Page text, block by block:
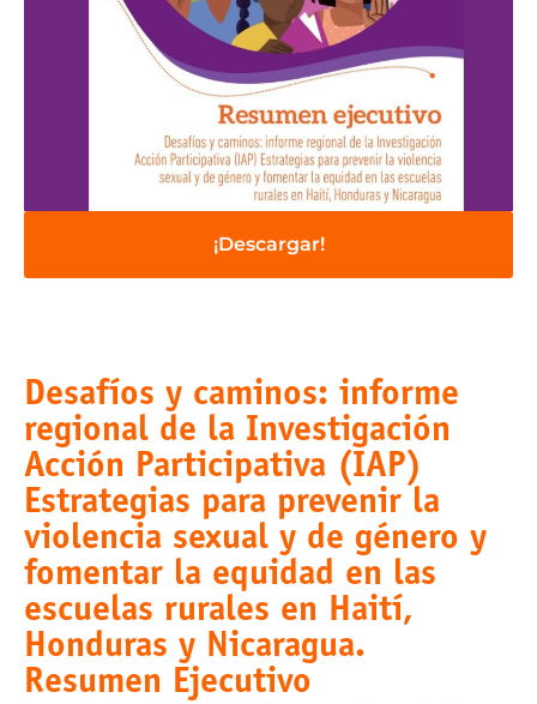
¡Descargar!
Desafíos y caminos: informe
regional de la Investigación
Acción Participativa (IAP)
Estrategias para prevenir la
violencia sexual y de género y
fomentar la equidad en las
escuelas rurales en Haití,
Honduras y Nicaragua.
Resumen Ejecutivo